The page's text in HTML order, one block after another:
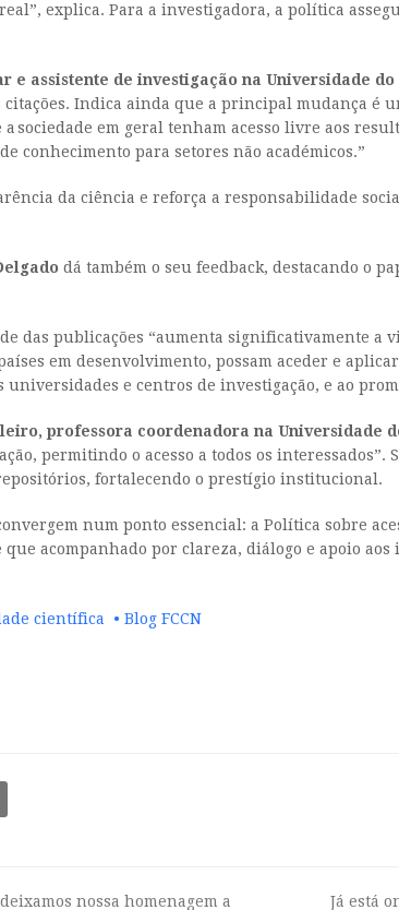
explica. Para a investigadora, a política
e assistente de investigação na Universidade
Indica ainda que a principal mudança é
em geral tenham acesso livre aos
para setores não académicos.”
da ciência e reforça a responsabilidade
dá também o seu feedback, destacando o
das publicações “aumenta significativamente
em desenvolvimento, possam aceder e
e centros de investigação, e ao
professora coordenadora na Universidade
permitindo o acesso a todos os
fortalecendo o prestígio institucional.
num ponto essencial: a Política sobre
acompanhado por clareza, diálogo e apoio
científica • Blog FCCN
nossa homenagem a Já está